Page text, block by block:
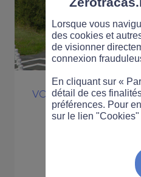
VOITURE
Lorsque vous
des cookies et
de visionner
connexion
En cliquant sur «
détail de ces
préférences. Pour
sur le lien